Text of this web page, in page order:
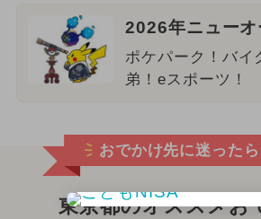
2026年ニューオ
ポケパーク！バイ
弟！eスポーツ！
おでかけ先に迷ったら
東京都のオススメお